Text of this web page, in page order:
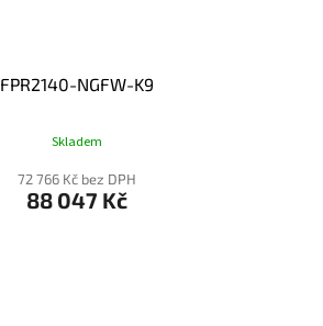
FPR2140-NGFW-K9
Skladem
72 766 Kč bez DPH
88 047 Kč